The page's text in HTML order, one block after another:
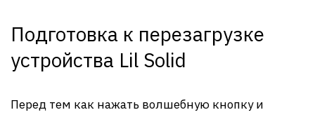
Подготовка к перезагрузке
устройства Lil Solid
Перед тем как нажать волшебную кнопку и